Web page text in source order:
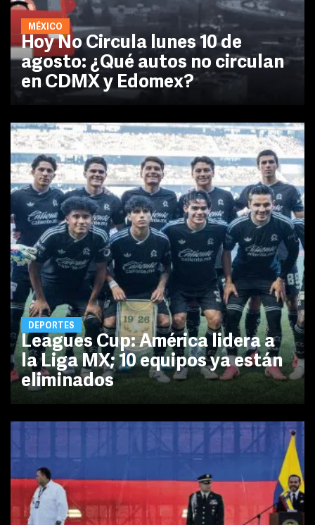
MÉXICO
Hoy No Circula lunes 10 de
agosto: ¿Qué autos no circulan
en CDMX y Edomex?
DEPORTES
Leagues Cup: América lidera a
la Liga MX; 10 equipos ya están
eliminados